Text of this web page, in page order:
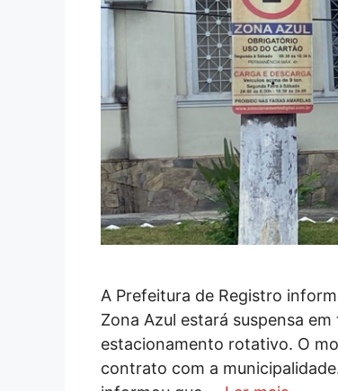
A Prefeitura de Registro
Zona Azul estará suspensa
estacionamento rotativo. O
contrato com a